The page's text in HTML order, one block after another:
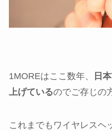
1MOREはここ数年、
日
上げているのでご存じの
これまでもワイヤレスヘ